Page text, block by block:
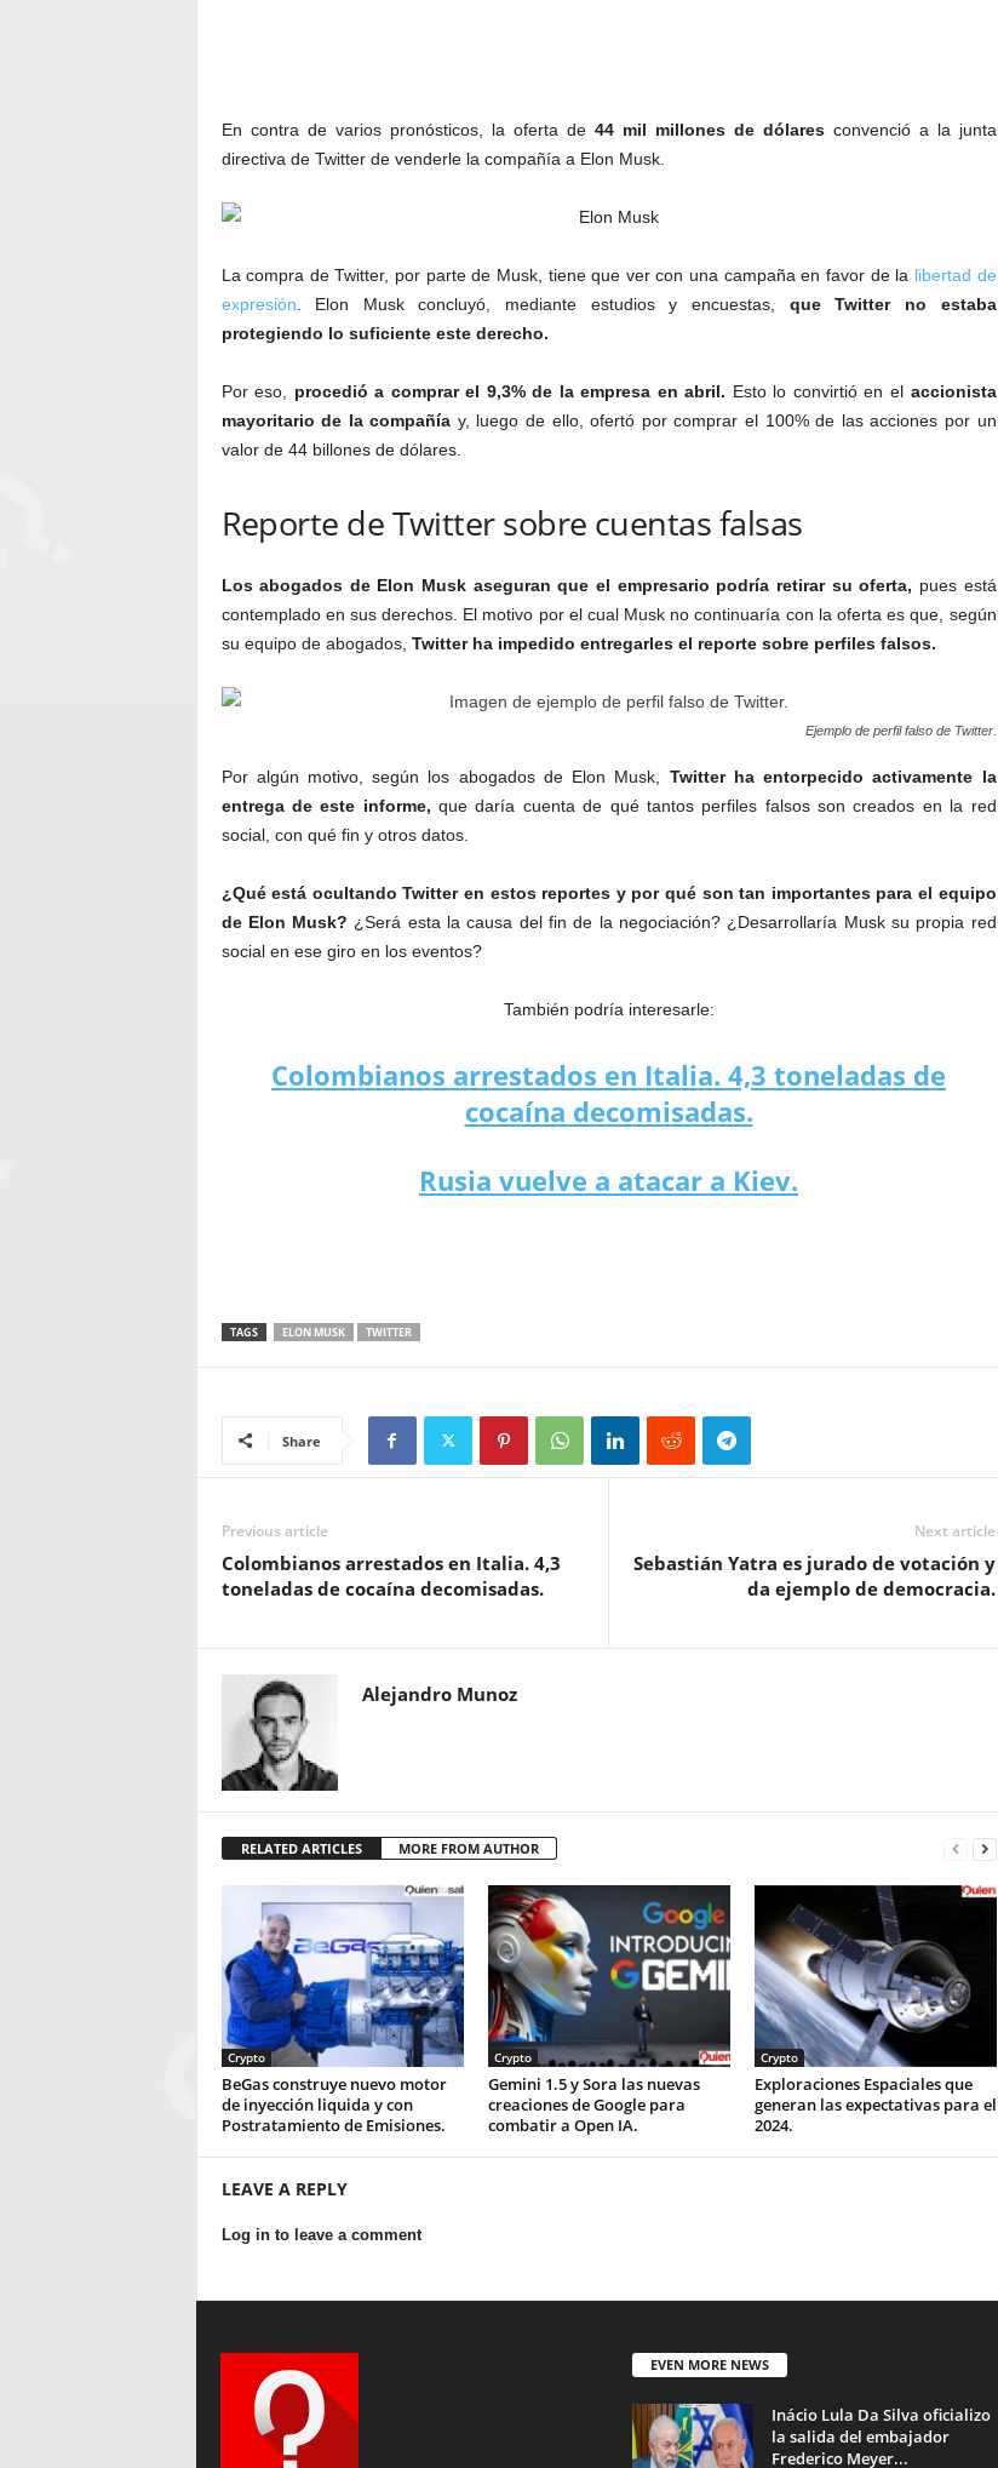
En contra de varios pronósticos, la oferta de 44 mil millones de dólaresconvenció a la junta
directiva de Twitter de venderle la compañía a Elon Musk.
La compra de Twitter, por parte de Musk, tiene que ver con una campaña en favor de la libertad de
expresión . Elon Musk concluyó, mediante estudios y encuestas, que Twitter no estaba
protegiendo lo suficiente este derecho.
Por eso, procedió a comprar el 9,3% de la empresa en abril. Esto lo convirtió en el accionista
mayoritario de la compañía y, luego de ello, ofertó por comprar el 100% de las acciones por un
valor de 44 billones de dólares.
Reporte de Twitter sobre cuentas falsas
Los abogados de Elon Musk aseguran que el empresario podría retirar su oferta, pues está
contemplado en sus derechos. El motivo por el cual Musk no continuaría con la oferta es que, según
su equipo de abogados, Twitter ha impedido entregarles el reporte sobre perfiles falsos.
Ejemplo de perfil falso de Twitter.
Por algún motivo, según los abogados de Elon Musk, Twitter ha entorpecido activamente la
entrega de este informe, que daría cuenta de qué tantos perfiles falsos son creados en la red
social, con qué fin y otros datos.
¿Qué está ocultando Twitter en estos reportes y por qué son tan importantes para el equipo
de Elon Musk? ¿Será esta la causa del fin de la negociación? ¿Desarrollaría Musk su propia red
social en ese giro en los eventos?
También podría interesarle:
Colombianos arrestados en Italia. 4,3 toneladas de
cocaína decomisadas.
Rusia vuelve a atacar a Kiev.
TAGS ELON MUSK TWITTER
Share
Previous article
Colombianos arrestados en Italia. 4,3
toneladas de cocaína decomisadas.
Next article
Sebastián Yatra es jurado de votación y
da ejemplo de democracia.
Alejandro Munoz
RELATED ARTICLES MORE FROM AUTHOR
Crypto
BeGas construye nuevo motor
de inyección liquida y con
Postratamiento de Emisiones.
Crypto
Gemini 1.5 y Sora las nuevas
creaciones de Google para
combatir a Open IA.
Crypto
Exploraciones Espaciales que
generan las expectativas para el
2024.
LEAVE A REPLY
Log in to leave a comment
EVEN MORE NEWS
Inácio Lula Da Silva oficializo
la salida del embajador
Frederico Meyer...